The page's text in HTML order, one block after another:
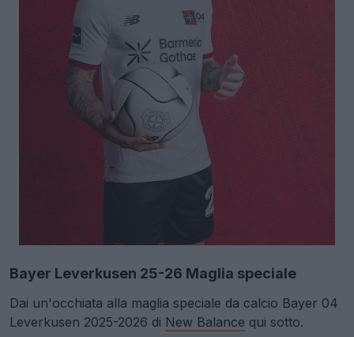
Bayer Leverkusen 25-26 Maglia speciale
Dai un'occhiata alla maglia speciale da calcio Bayer 04
Leverkusen 2025-2026 di New Balance qui sotto.